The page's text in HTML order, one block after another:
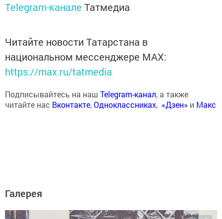
Telegram-канале Татмедиа
Читайте новости Татарстана в
национальном мессенджере MАХ:
https://max.ru/tatmedia
Подписывайтесь на наш Telegram-канал, а также
читайте нас Вконтакте,Одноклассниках, «Дзен» и Макс
Галерея